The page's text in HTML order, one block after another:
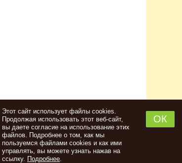
НАБОР ТРАВ И СПЕЦИЙ ШОТЛАНДСКИЙ
ВИСКИ
Этот сайт использует файлы cookies.
Продолжая использовать этот веб-сайт,
вы даете согласие на использование этих
файлов. Подробнее о том, как мы
пользуемся файлами cookies и как ими
управлять, вы можете узнать нажав на
ссылку. Подробнее
ОК